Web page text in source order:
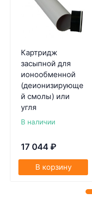
Картридж
засыпной для
ионообменной
(деионизирующе
й смолы) или
угля
В наличии
17 044 ₽
В корзину